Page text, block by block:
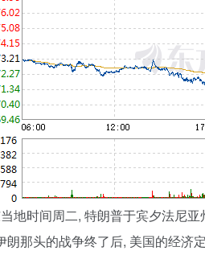
地时间周二, 特朗普于宾夕法尼
朗那头的战争终了后, 美国的经济